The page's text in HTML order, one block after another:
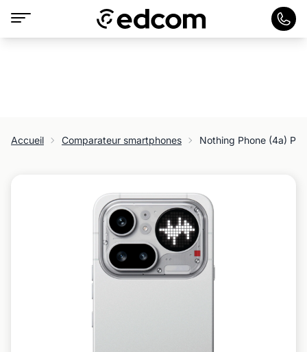
Accueil Comparateur smartphones Nothing Phone (4a) Pro